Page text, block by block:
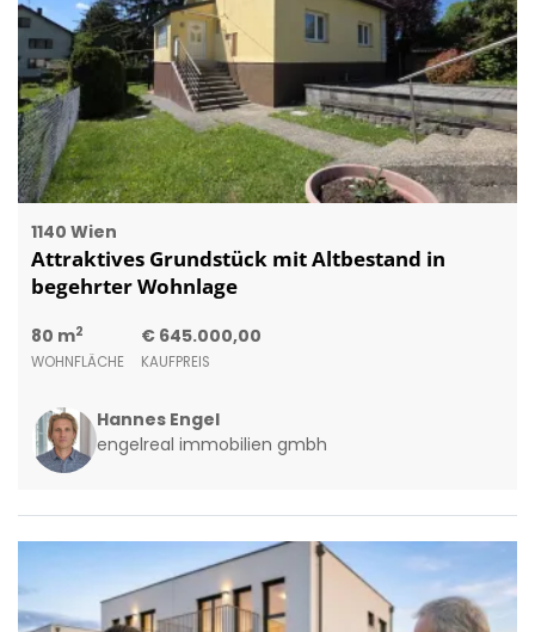
1140 Wien
Attraktives Grundstück mit Altbestand in
begehrter Wohnlage
80 m2
WOHNFLÄCHE
€ 645.000,00
KAUFPREIS
Hannes Engel
engelreal immobilien gmbh